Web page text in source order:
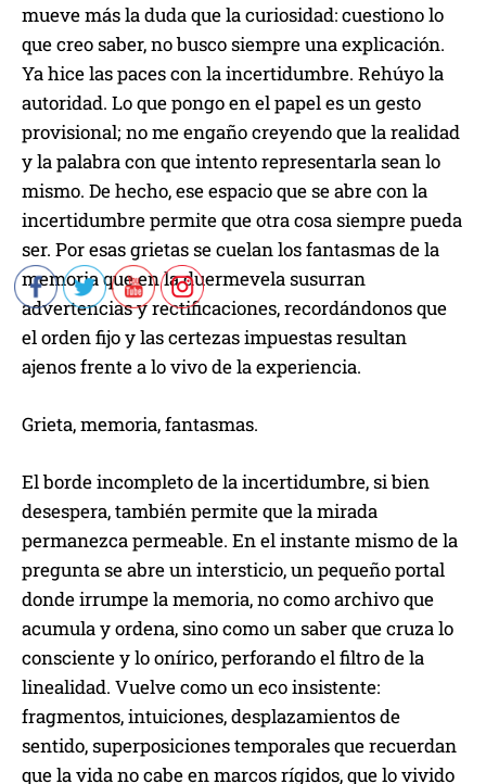
mueve más la duda que la curiosidad: cuestiono lo
que creo saber, no busco siempre una explicación.
Ya hice las paces con la incertidumbre. Rehúyo la
autoridad. Lo que pongo en el papel es un gesto
provisional; no me engaño creyendo que la realidad
y la palabra con que intento representarla sean lo
mismo. De hecho, ese espacio que se abre con la
incertidumbre permite que otra cosa siempre pueda
ser. Por esas grietas se cuelan los fantasmas de la
memoria que en la duermevela susurran
advertencias y rectificaciones, recordándonos que
el orden fijo y las certezas impuestas resultan
ajenos frente a lo vivo de la experiencia.
Grieta, memoria, fantasmas.
El borde incompleto de la incertidumbre, si bien
desespera, también permite que la mirada
permanezca permeable. En el instante mismo de la
pregunta se abre un intersticio, un pequeño portal
donde irrumpe la memoria, no como archivo que
acumula y ordena, sino como un saber que cruza lo
consciente y lo onírico, perforando el filtro de la
linealidad. Vuelve como un eco insistente:
fragmentos, intuiciones, desplazamientos de
sentido, superposiciones temporales que recuerdan
que la vida no cabe en marcos rígidos, que lo vivido